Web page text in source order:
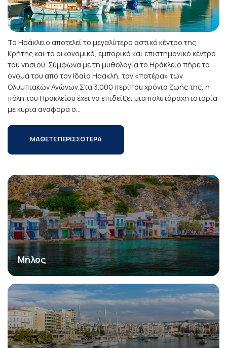
Το Ηράκλειο αποτελεί το μεγαλύτερο αστικό κέντρο της
Κρήτης και το οικονομικό, εμπορικό και επιστημονικό κέντρο
του νησιού. Σύμφωνα με τη μυθολογία το Ηράκλειο πήρε το
όνομά του από τον Ιδαίο Ηρακλή, τον «πατέρα» των
Ολυμπιακών Αγώνων.Στα 3.000 περίπου χρόνια ζωής της, η
πόλη του Ηρακλείου έχει να επιδείξει μια πολυτάραχη ιστορία
με κύρια αναφορά σ...
ΜΑΘΕΤΕ ΠΕΡΙΣΣΟΤΕΡΑ
Μήλος